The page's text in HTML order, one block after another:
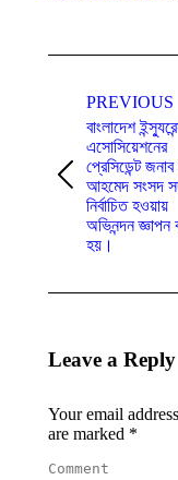
navigation
PREVIOUS
Previous
post:
বাংলাদেশ
এসোসিয়েশনের
প্রেসিডেন্ট
আহমেদ সংসদ
নির্বাচিত হওয়ায়
অভিনন্দন জ্ঞাপন
হয়।
Leave a Reply
Your email
are marked *
Comment